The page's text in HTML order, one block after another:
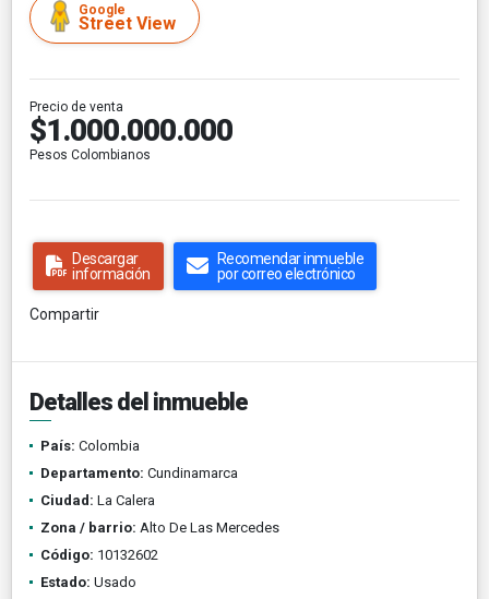
Google
Street View
Precio de venta
$1.000.000.000
Pesos Colombianos
Descargar
información
Recomendar inmueble
por correo electrónico
Compartir
Detalles del inmueble
País: Colombia
Departamento: Cundinamarca
Ciudad: La Calera
Zona / barrio: Alto De Las Mercedes
Código: 10132602
Estado: Usado